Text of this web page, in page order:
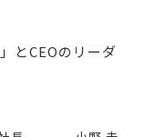
CEOのリーダ